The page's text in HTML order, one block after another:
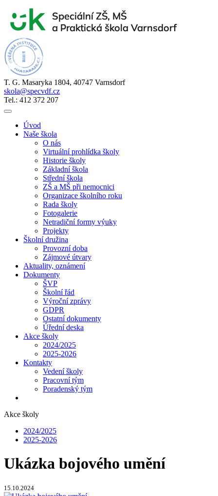
T. G. Masaryka 1804, 40747 Varnsdorf
skola@specvdf.cz
Tel.: 412 372 207
Úvod
Naše škola
O nás
Virtuální prohlídka školy
Historie školy
Základní škola
Střední škola
ZŠ a MŠ při nemocnici
Organizace školního roku
Rada školy
Fotogalerie
Netradiční formy výuky
Projekty
Školní družina
Provozní doba
Zájmové útvary
Aktuality, oznámení
Dokumenty
ŠVP
Školní řád
Výroční zprávy
GDPR
Ostatní dokumenty
Úřední deska
Akce školy
2024/2025
2025-2026
Kontakty
Vedení školy
Pracovní tým
Poradenský tým
Akce školy
2024/2025
2025-2026
Ukázka bojového umění
15.10.2024